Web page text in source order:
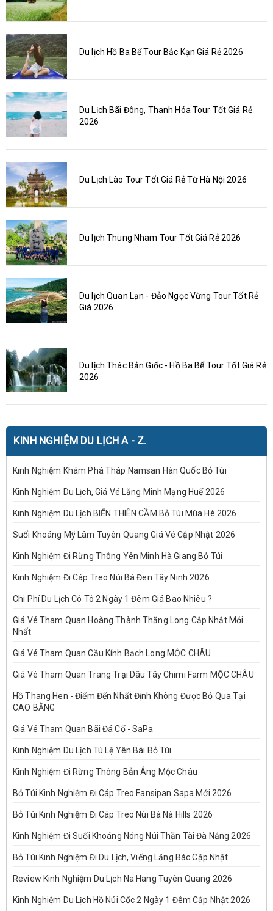
Du lịch Hồ Ba Bể Tour Bắc Kạn Giá Rẻ 2026
Du Lịch Bãi Đông, Thanh Hóa Tour Tốt Giá Rẻ
2026
Du Lịch Lào Tour Tốt Giá Rẻ Từ Hà Nội 2026
Du lịch Thung Nham Tour Tốt Giá Rẻ 2026
Du lịch Quan Lạn - Đảo Ngọc Vừng Tour Tốt Rẻ
Giá 2026
Du lịch Thác Bản Giốc - Hồ Ba Bể Tour Tốt Giá Rẻ
2026
KINH NGHIỆM DU LỊCH A - Z.
Kinh Nghiệm Khám Phá Tháp Namsan Hàn Quốc Bỏ Túi
Kinh Nghiệm Du Lịch, Giá Vé Lăng Minh Mạng Huế 2026
Kinh Nghiệm Du Lịch BIỂN THIÊN CẦM Bỏ Túi Mùa Hè 2026
Suối Khoáng Mỹ Lâm Tuyên Quang Giá Vé Cập Nhật 2026
Kinh Nghiệm Đi Rừng Thông Yên Minh Hà Giang Bỏ Túi
Kinh Nghiệm Đi Cáp Treo Núi Bà Đen Tây Ninh 2026
Chi Phí Du Lịch Cô Tô 2 Ngày 1 Đêm Giá Bao Nhiêu ?
Giá Vé Tham Quan Hoàng Thành Thăng Long Cập Nhật Mới
Nhất
Giá Vé Tham Quan Cầu Kính Bạch Long MỘC CHÂU
Giá Vé Tham Quan Trang Trại Dâu Tây Chimi Farm MỘC CHÂU
Hồ Thang Hen - Điểm Đến Nhất Định Không Được Bỏ Qua Tại
CAO BẰNG
Giá Vé Tham Quan Bãi Đá Cổ - SaPa
Kinh Nghiệm Du Lịch Tú Lệ Yên Bái Bỏ Túi
Kinh Nghiệm Đi Rừng Thông Bản Áng Mộc Châu
Bỏ Túi Kinh Nghiệm Đi Cáp Treo Fansipan Sapa Mới 2026
Bỏ Túi Kinh Nghiệm Đi Cáp Treo Núi Bà Nà Hills 2026
Kinh Nghiệm Đi Suối Khoáng Nóng Núi Thần Tài Đà Nẵng 2026
Bỏ Túi Kinh Nghiệm Đi Du Lịch, Viếng Lăng Bác Cập Nhật
Review Kinh Nghiệm Du Lịch Na Hang Tuyên Quang 2026
Kinh Nghiệm Du Lịch Hồ Núi Cốc 2 Ngày 1 Đêm Cập Nhật 2026